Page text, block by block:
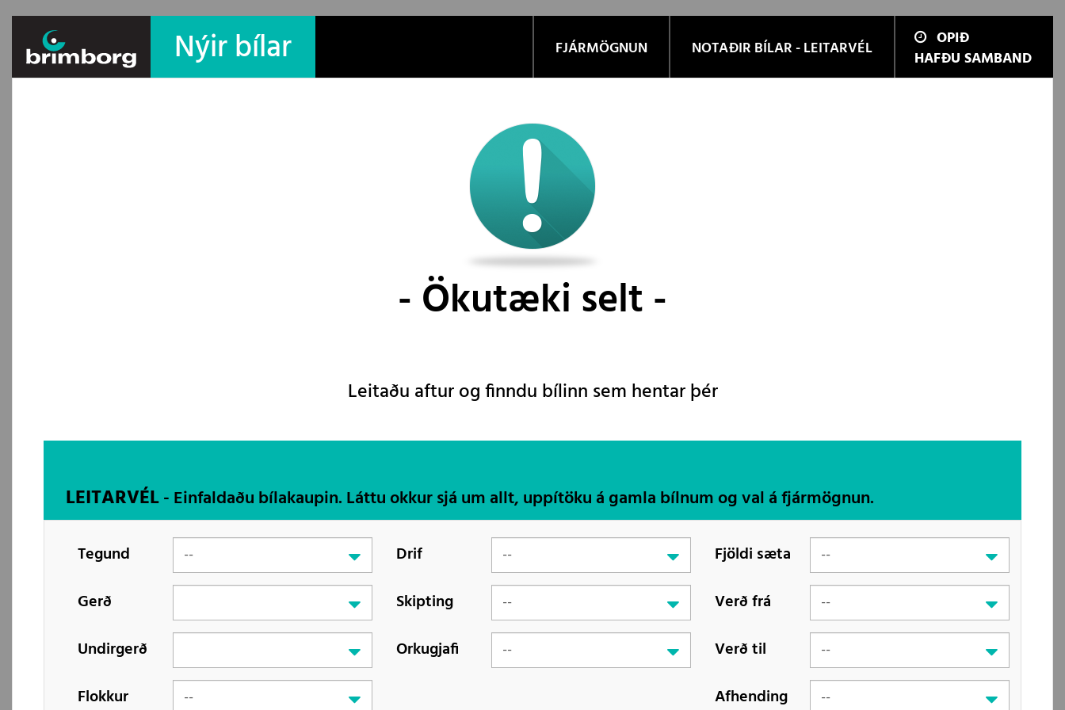
Nýir bílar FJÁRMÖGNUN NOTAÐIR BÍLAR - LEITARVÉL
OPIÐ
HAFÐU SAMBAND
Ökutæki selt
Leitaðu aftur og finndu bílinn sem hentar þér
LEITARVÉL- Einfaldaðu bílakaupin. Láttu okkur sjá um allt, uppítöku á gamla bílnum og val á fjármögnun.
Tegund
Gerð
Undirgerð
Flokkur
Drif
Skipting
Orkugjafi
Fjöldi sæta
Verð frá
Verð til
Afhending